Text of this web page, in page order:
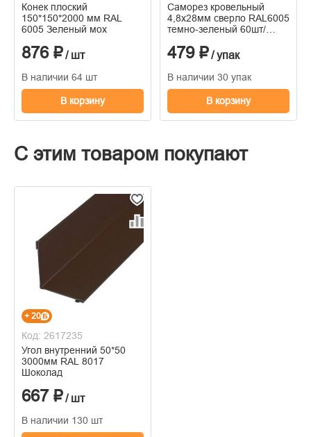
Конек плоский
150*150*2000 мм RAL
6005 Зеленый мох
876 ₽/ шт
В наличии 64 шт
В корзину
Саморез кровельный
4,8х28мм сверло RAL6005
темно-зеленый 60шт/
479 ₽/ упак
В наличии 30 упак
В корзину
С этим товаром покупают
+ 20
Код: 2617235
Угол внутренний 50*50
3000мм RAL 8017
Шоколад
667 ₽/ шт
В наличии 130 шт